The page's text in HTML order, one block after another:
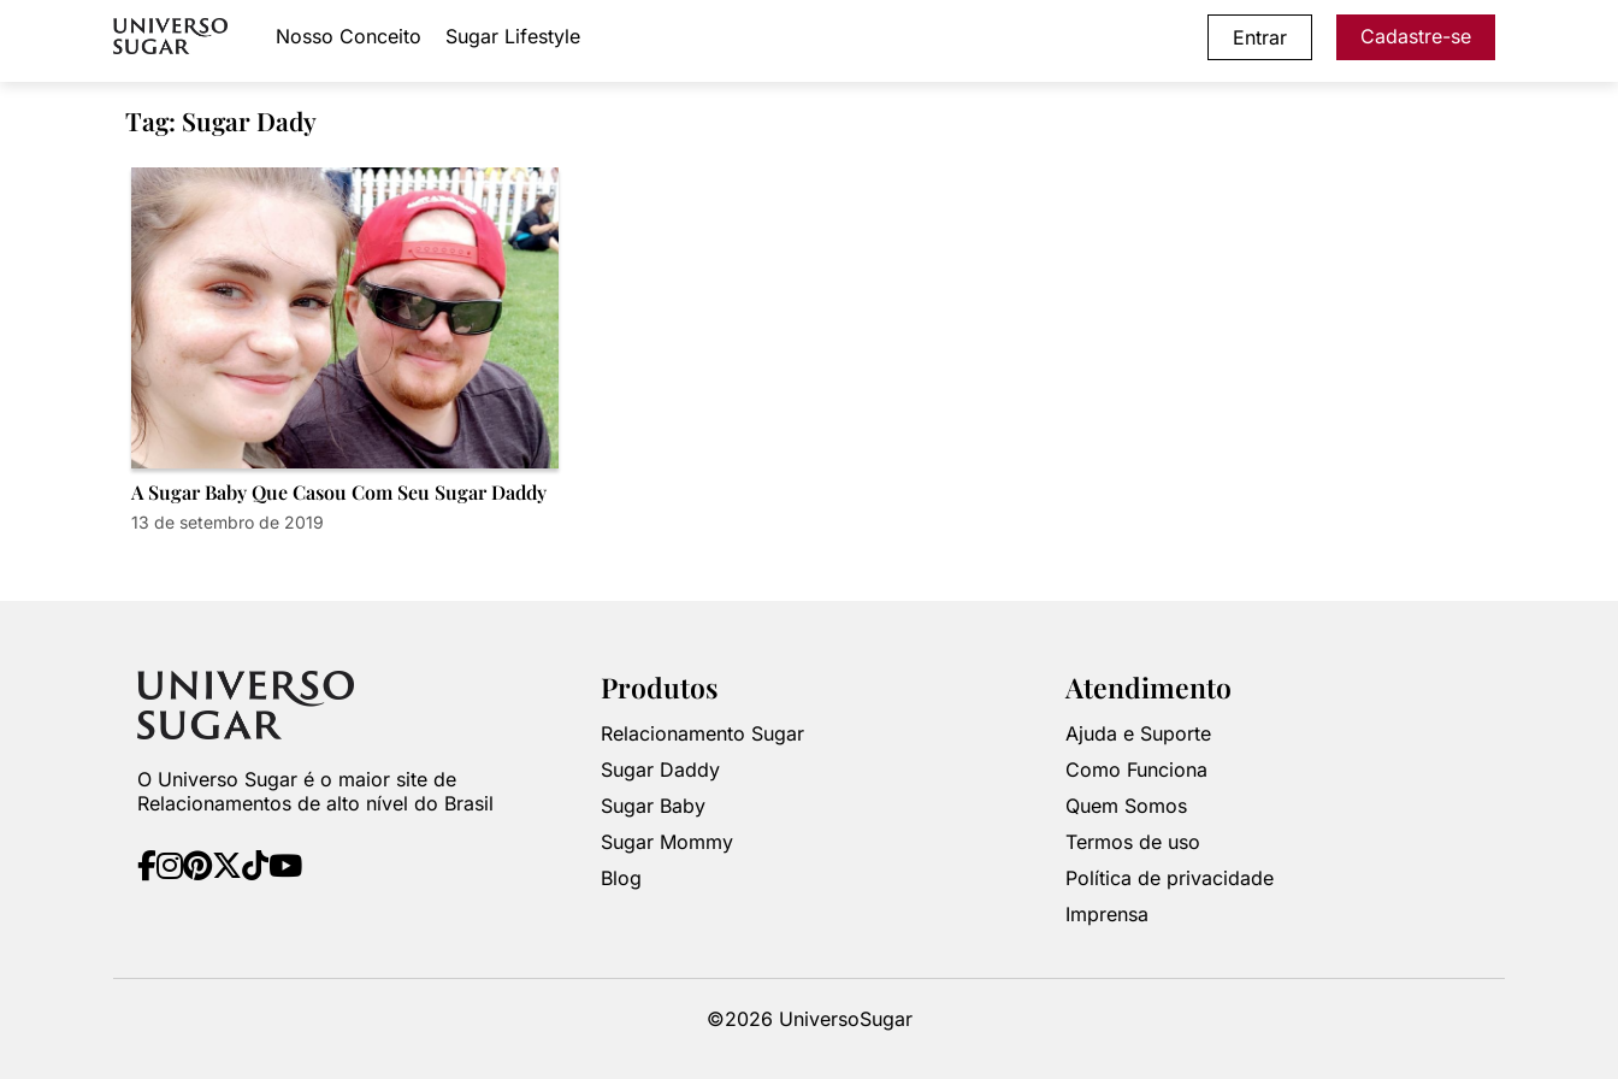
Nosso Conceito Sugar Lifestyle Entrar Cadastre-se
Tag: Sugar Dady
A Sugar Baby Que Casou Com Seu Sugar Daddy
13 de setembro de 2019
O Universo Sugar é o maior site de
Relacionamentos de alto nível do Brasil
Produtos
Relacionamento Sugar
Sugar Daddy
Sugar Baby
Sugar Mommy
Blog
Atendimento
Ajuda e Suporte
Como Funciona
Quem Somos
Termos de uso
Política de privacidade
Imprensa
©2026 UniversoSugar